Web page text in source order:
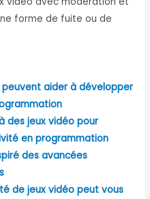
forme de fuite ou de
aider à développer
des jeux vidéo pour
en programmation
des avancées
de jeux vidéo peut vous